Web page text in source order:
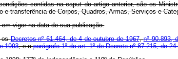
contidas na caput do artigo anterior, são os
e transferência de Corpos, Quadros, Armas, Serviços e
vigor na data de sua publicação.
osDecretos nº 61.464, de 4 de outubro de 1967,nº 90.893,
1993, e oparágrafo 1º do art. 1º do Decreto nº 87.215, de